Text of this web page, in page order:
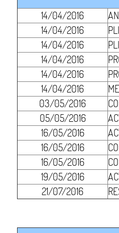
14/04/2016
14/04/2016
14/04/2016
14/04/2016
14/04/2016
14/04/2016
03/05/2016
05/05/2016
16/05/2016
16/05/2016
16/05/2016
19/05/2016
21/07/2016